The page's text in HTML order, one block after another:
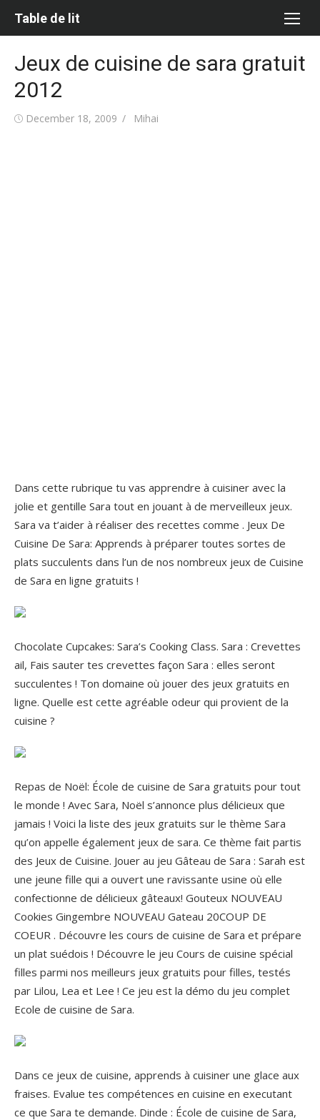
Table de lit
Jeux de cuisine de sara gratuit
2012
Posted
December 18, 2009 Author
Mihai
Dans cette rubrique tu vas apprendre à cuisiner avec la
jolie et gentille Sara tout en jouant à de merveilleux jeux.
Sara va t’aider à réaliser des recettes comme . Jeux De
Cuisine De Sara: Apprends à préparer toutes sortes de
plats succulents dans l’un de nos nombreux jeux de Cuisine
de Sara en ligne gratuits !
Chocolate Cupcakes: Sara’s Cooking Class. Sara : Crevettes
ail, Fais sauter tes crevettes façon Sara : elles seront
succulentes ! Ton domaine où jouer des jeux gratuits en
ligne. Quelle est cette agréable odeur qui provient de la
cuisine ?
Repas de Noël: École de cuisine de Sara gratuits pour tout
le monde ! Avec Sara, Noël s’annonce plus délicieux que
jamais ! Voici la liste des jeux gratuits sur le thème Sara
qu’on appelle également jeux de sara. Ce thème fait partis
des Jeux de Cuisine. Jouer au jeu Gâteau de Sara : Sarah est
une jeune fille qui a ouvert une ravissante usine où elle
confectionne de délicieux gâteaux! Gouteux NOUVEAU
Cookies Gingembre NOUVEAU Gateau 20COUP DE
COEUR . Découvre les cours de cuisine de Sara et prépare
un plat suédois ! Découvre le jeu Cours de cuisine spécial
filles parmi nos meilleurs jeux gratuits pour filles, testés
par Lilou, Lea et Lee ! Ce jeu est la démo du jeu complet
Ecole de cuisine de Sara.
Dans ce jeux de cuisine, apprends à cuisiner une glace aux
fraises. Evalue tes compétences en cuisine en executant
ce que Sara te demande. Dinde : École de cuisine de Sara,